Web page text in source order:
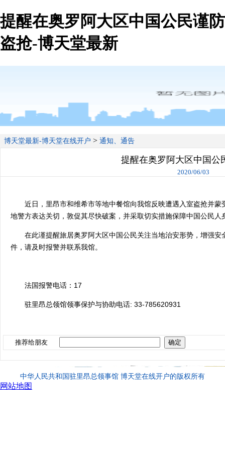
提醒在奥罗阿大区中国公民谨防
盗抢-博天堂最新
博天堂最新-博天堂在线开户 > 通知、通告
提醒在奥罗阿大区中国公
2020/06/03
近日，里昂市和维希市等地中餐馆向我馆反映遭遇入室盗抢并
地警方表达关切，敦促其尽快破案，并采取切实措施保障中国公民人
在此谨提醒旅居奥罗阿大区中国公民关注当地治安形势，增强
件，请及时报警并联系我馆。
法国报警电话： 17
驻里昂总领馆领事保护与协助电话: 33-785620931
推荐给朋友
中华人民共和国驻里昂总领事馆 博天堂在线开户的版权所有
网站地图